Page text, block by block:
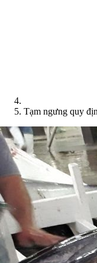
Tạm ngưng quy